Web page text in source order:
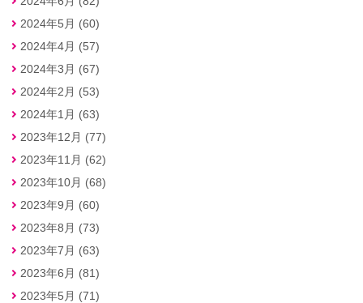
2024年5月 (60)
2024年4月 (57)
2024年3月 (67)
2024年2月 (53)
2024年1月 (63)
2023年12月 (77)
2023年11月 (62)
2023年10月 (68)
2023年9月 (60)
2023年8月 (73)
2023年7月 (63)
2023年6月 (81)
2023年5月 (71)